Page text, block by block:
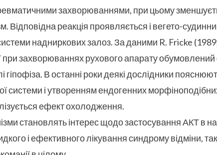
захворюваннями, при цьому
Відповідна реакція проявляється і вегето-
надниркових залоз. За даними R. Fricke
при захворюваннях рухового апарату обумовлений
гіпофіза. В останні роки деякі дослідники
системи і утворенням ендогенних
ефект охолодження.
становлять інтерес щодо застосування АКТ в
і ефективного лікування синдрому відміни,